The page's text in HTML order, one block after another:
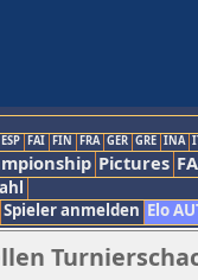
ESP FAI FIN FRA GER GRE INA
Pictures
Spieler anmelden Elo